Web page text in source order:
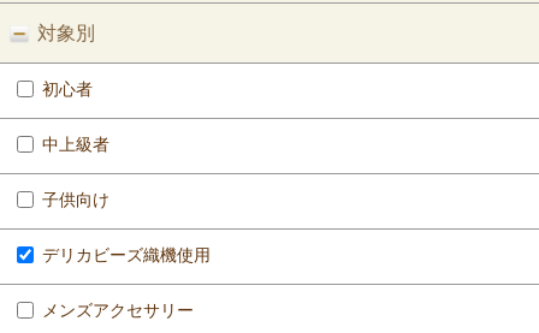
対象別
初心者
中上級者
子供向け
デリカビーズ織機使用
メンズアクセサリー